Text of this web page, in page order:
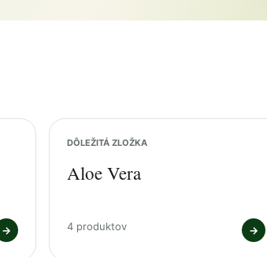
→
DÔLEŽITÁ ZLOŽKA
Aloe Vera
4 produktov →